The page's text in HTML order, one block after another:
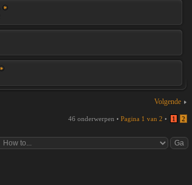
Volgende
46 onderwerpen • Pagina 1 van 2 • 1 2